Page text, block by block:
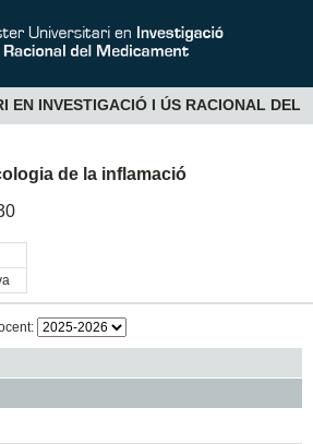
EN INVESTIGACIÓ I ÚS RACIONAL DEL
de la inflamació